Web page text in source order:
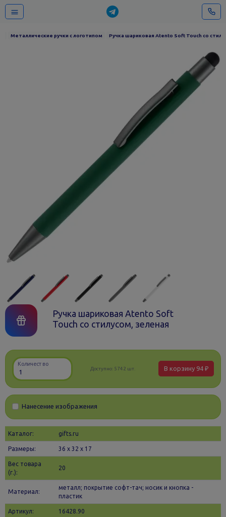
Металлические ручки с логотипом Ручка шариковая Atento Soft Touch со
Ручка шариковая Atento Soft
Touch со стилусом, зеленая
Количество
Доступно: 5742 шт. В корзину 94 ₽
Нанесение изображения
Каталог: gifts.ru
Размеры: 36 х 32 x 17
Вес товара
(г.):
20
Материал:
металл; покрытие софт-тач; носик и кнопка -
пластик
Артикул: 16428.90